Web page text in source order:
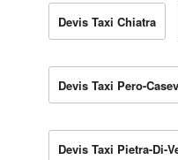
Devis Taxi Chiatra
Devis Taxi Pero-
Devis Taxi Pietra-Di-